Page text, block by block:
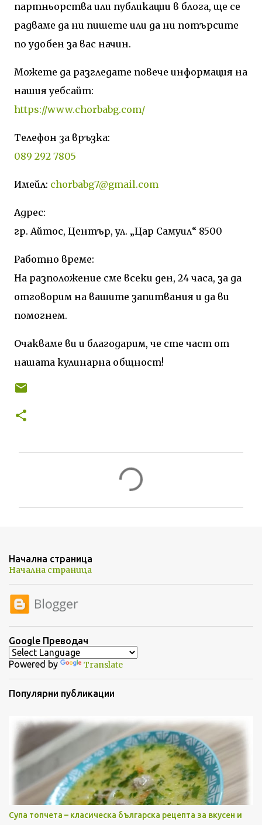
партньорства или публикации в блога, ще се
радваме да ни пишете или да ни потърсите
по удобен за вас начин.
Можете да разгледате повече информация на
нашия уебсайт:
https://www.chorbabg.com/
Телефон за връзка:
089 292 7805
Имейл: chorbabg7@gmail.com
Адрес:
гр. Айтос, Център, ул. „Цар Самуил“ 8500
Работно време:
На разположение сме всеки ден, 24 часа, за да
отговорим на вашите запитвания и да ви
помогнем.
Очакваме ви и благодарим, че сте част от
нашата кулинарна общност!
а
р
и
Начална страница
Начална страница
Google Преводач
Powered by Translate
Популярни публикации
Супа топчета – класическа българска рецепта за вкусен и